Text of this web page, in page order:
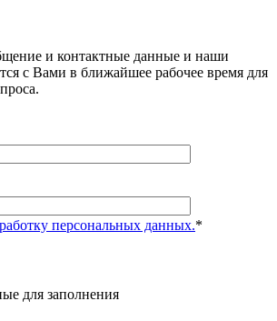
и контактные данные и наши
с Вами в ближайшее рабочее время для
персональных данных.*
для заполнения